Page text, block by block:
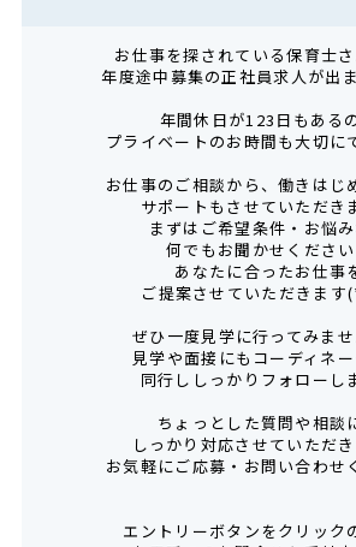
お仕事を探されている保育士さ
年度途中募集の正社員求人が出
年間休日が123日もある
プライベートのお時間も大切
お仕事のご相談から、働きはじ
サポートもさせていただき
まずはご希望条件・お悩
何でもお聞かせくださ
あなたに合ったお仕事
ご提案させていただきま
ぜひ一度見学に行ってみませ
見学や面接にもコーディネ
同行ししっかりフォロー
ちょっとした質問や相談
しっかり対応させていただ
お気軽にご応募・お問い合わせ
エントリーボタンをクリック